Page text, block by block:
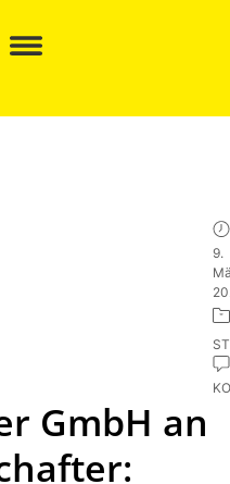
9.
GmbH an